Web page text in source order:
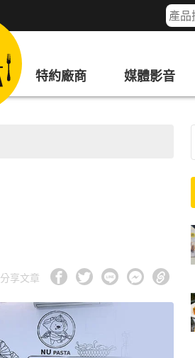
特約廠商 媒體影音
分享文章